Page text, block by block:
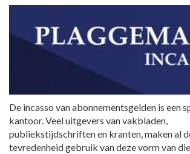
De incasso van abonnementsgelden is een
kantoor. Veel uitgevers van vakbladen,
publiekstijdschriften en kranten, maken al
tevredenheid gebruik van deze vorm van